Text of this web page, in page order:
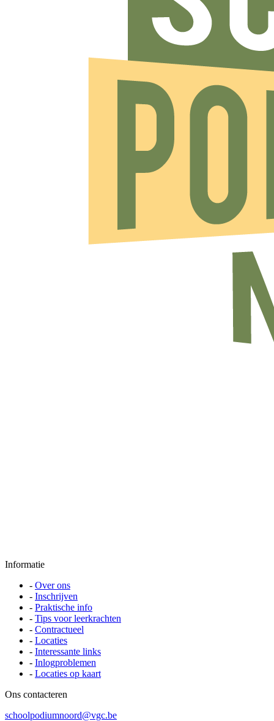
Informatie
- Over ons
- Inschrijven
- Praktische info
- Tips voor leerkrachten
- Contractueel
- Locaties
- Interessante links
- Inlogproblemen
- Locaties op kaart
Ons contacteren
schoolpodiumnoord@vgc.be